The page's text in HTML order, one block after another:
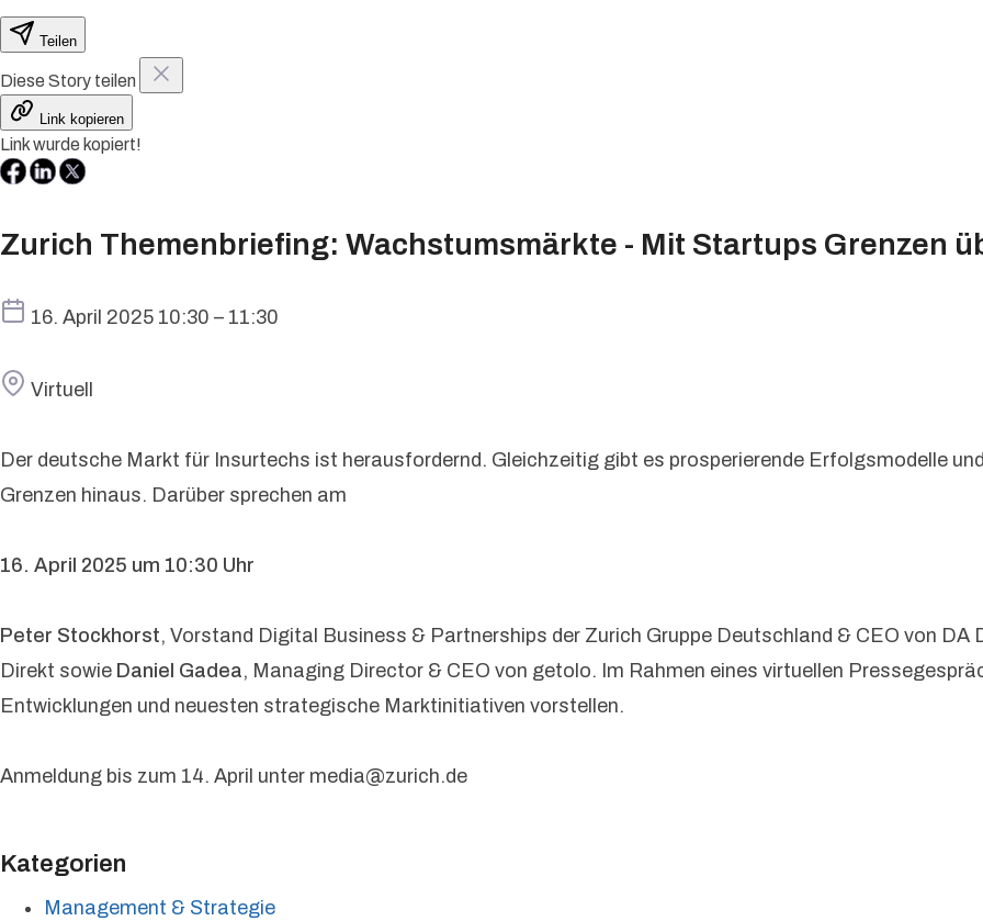
Teilen
Diese Story teilen
Link kopieren
Link wurde kopiert!
Zurich Themenbriefing: Wachstumsmärkte - Mit Startups Grenzen
Termin
16. April 2025 10:30 – 11:30
Ort
Virtuell
Der deutsche Markt für Insurtechs ist herausfordernd. Gleichzeitig gibt es prosperierende Erfolgsmodelle
Grenzen hinaus. Darüber sprechen am
16. April 2025 um 10:30 Uhr
Peter Stockhorst, Vorstand Digital Business & Partnerships der Zurich Gruppe Deutschland & CEO von DA
Direkt sowie Daniel Gadea, Managing Director & CEO von getolo. Im Rahmen eines virtuellen
Entwicklungen und neuesten strategische Marktinitiativen vorstellen.
Anmeldung bis zum 14. April unter media@zurich.de
Kategorien
Management & Strategie